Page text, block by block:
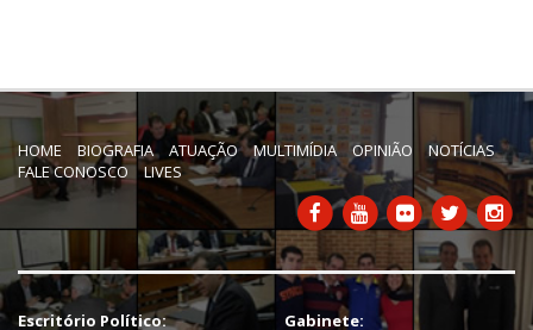
HOME BIOGRAFIA ATUAÇÃO MULTIMÍDIA OPINIÃO
NOTÍCIAS
FALE CONOSCO
LIVES
Escritório Político: Gabinete: